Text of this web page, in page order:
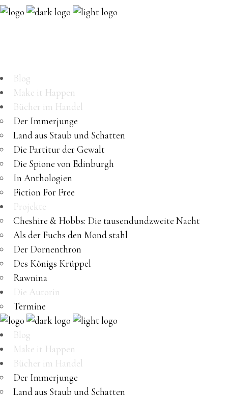
Blog
Make it Happen
Bücher im Handel
Der Immerjunge
Land aus Staub und Schatten
Die Partitur der Gewalt
Die Spione von Edinburgh
In Anthologien
Fiction For Free
Projekte
Cheshire & Hobbs: Die tausendundzweite Nacht
Als der Fuchs den Mond stahl
Der Dornenthron
Des Königs Krüppel
Rawnina
Die Autorin
Termine
Blog
Make it Happen
Bücher im Handel
Der Immerjunge
Land aus Staub und Schatten